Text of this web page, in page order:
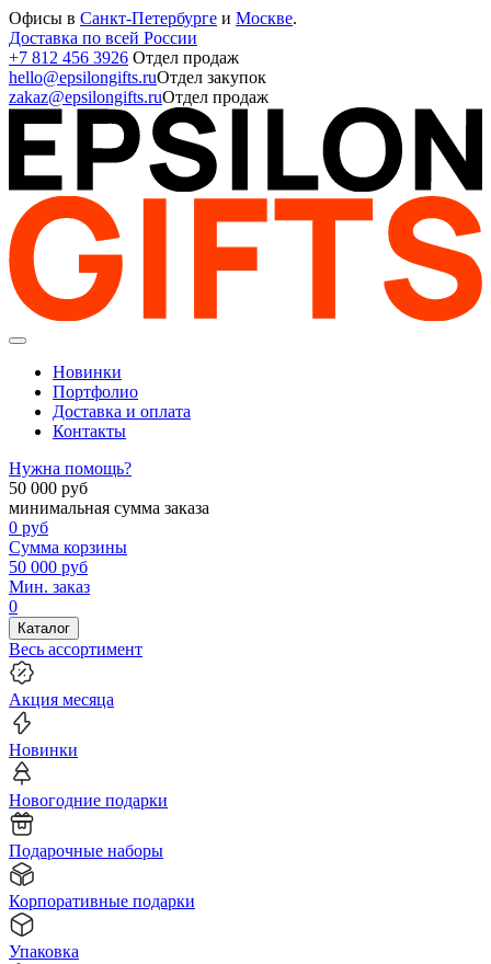
Офисы в Санкт-Петербурге и Москве.
Доставка по всей России
+7 812 456 3926 Отдел продаж
hello@epsilongifts.ruОтдел закупок
zakaz@epsilongifts.ruОтдел продаж
Новинки
Портфолио
Доставка и оплата
Контакты
Нужна помощь?
50 000 руб
минимальная сумма заказа
0 руб
Сумма корзины
50 000 руб
Мин. заказ
0
Каталог
Весь ассортимент
Акция месяца
Новинки
Новогодние подарки
Подарочные наборы
Корпоративные подарки
Упаковка